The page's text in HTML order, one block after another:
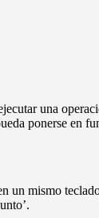
una
ponerse en
mismo